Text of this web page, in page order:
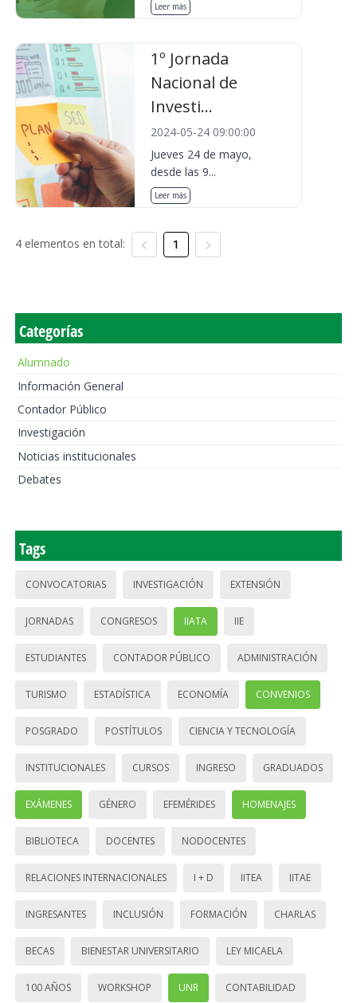
Leer más
1º Jornada
Nacional de
Investi...
2024-05-24 09:00:00
Jueves 24 de mayo,
desde las 9...
Leer más
4 elementos en total: 1
Categorías
Alumnado
Información General
Contador Público
Investigación
Noticias institucionales
Debates
Tags
CONVOCATORIAS INVESTIGACIÓN EXTENSIÓN
JORNADAS CONGRESOS IIATA IIE
ESTUDIANTES CONTADOR PÚBLICO ADMINISTRACIÓN
TURISMO ESTADÍSTICA ECONOMÍA CONVENIOS
POSGRADO POSTÍTULOS CIENCIA Y TECNOLOGÍA
INSTITUCIONALES CURSOS INGRESO GRADUADOS
EXÁMENES GÉNERO EFEMÉRIDES HOMENAJES
BIBLIOTECA DOCENTES NODOCENTES
RELACIONES INTERNACIONALES I + D IITEA IITAE
INGRESANTES INCLUSIÓN FORMACIÓN CHARLAS
BECAS BIENESTAR UNIVERSITARIO LEY MICAELA
100 AÑOS WORKSHOP UNR CONTABILIDAD